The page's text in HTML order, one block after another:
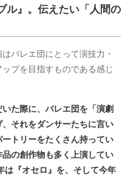
ル』。伝えたい「人間の
バレエ団にとって演技力・
プを目指すものである感じ
た際に、バレエ団を「演劇
それをダンサーたちに言い
トリーをたくさん持ってい
の創作物も多く上演してい
は『オセロ』を、そして今年